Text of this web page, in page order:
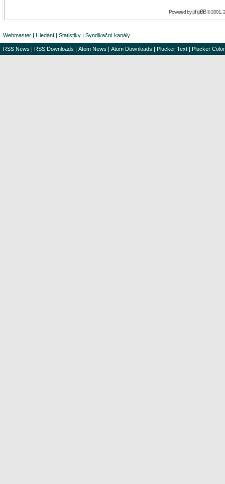
Powered byphpBB© 2001,
Webmaster | Hledání | Statistiky | Syndikační kanály
RSS News | RSS Downloads | Atom News | Atom Downloads | Plucker Text | Plucker Color